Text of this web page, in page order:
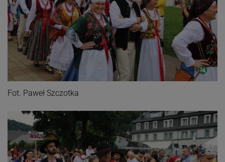
Fot. Paweł Szczotka